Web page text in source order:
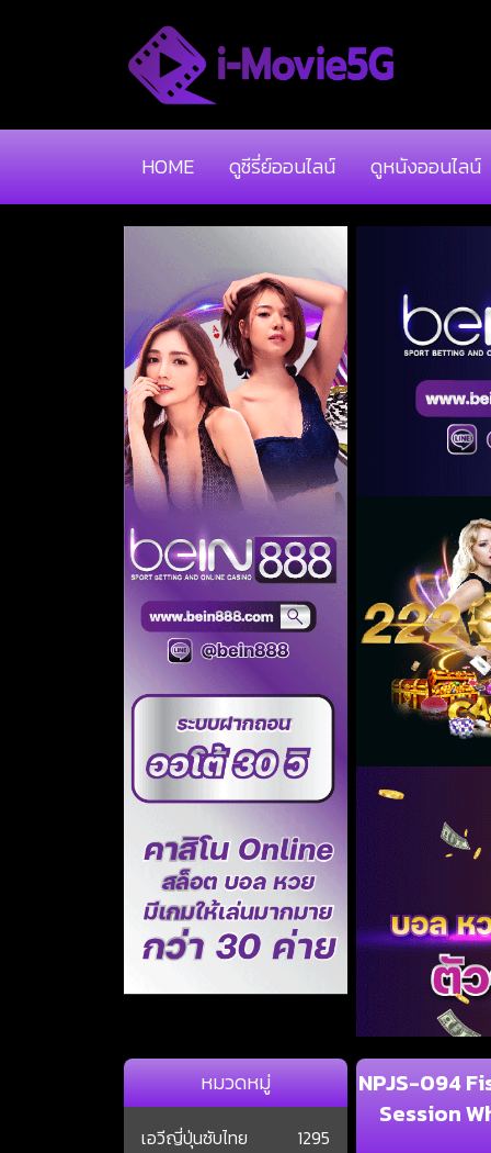
HOME ดูซีรี่ย์ออนไลน์ ดูหนังออนไลน์
NPJS-094
Session
หมวดหมู่
เอวีญี่ปุ่นซับไทย 1295